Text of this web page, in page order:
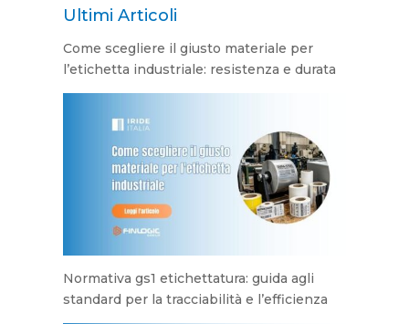
Ultimi Articoli
Come scegliere il giusto materiale per
l’etichetta industriale: resistenza e durata
Normativa gs1 etichettatura: guida agli
standard per la tracciabilità e l’efficienza